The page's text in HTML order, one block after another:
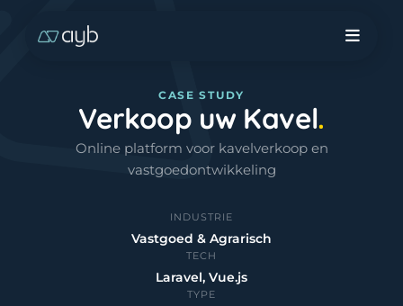
CASE STUDY
Verkoop uw Kavel
Online platform voor kavelverkoop en
vastgoedontwikkeling
INDUSTRIE
Vastgoed & Agrarisch
TECH
Laravel, Vue.js
TYPE